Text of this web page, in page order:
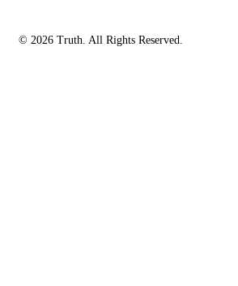
© 2026 Truth. All Rights Reserved.